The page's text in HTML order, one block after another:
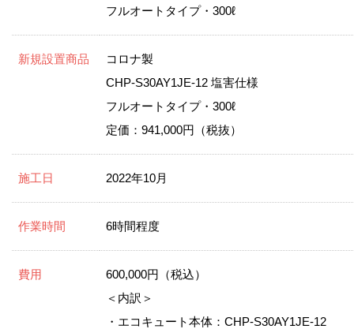
フルオートタイプ・300ℓ
新規設置商品
コロナ製
CHP-S30AY1JE-12 塩害仕様
フルオートタイプ・300ℓ
定価：941,000円（税抜）
施工日 2022年10月
作業時間 6時間程度
費用
600,000円（税込）
＜内訳＞
・エコキュート本体：CHP-S30AY1JE-12